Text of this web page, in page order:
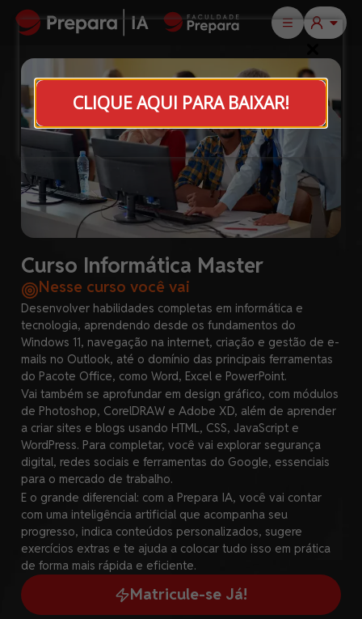
CLIQUE AQUI PARA BAIXAR!
Curso Informática Master
Nesse curso você vai
Desenvolver habilidades completas em informática e
tecnologia, aprendendo desde os fundamentos do
Windows 11, navegação na internet, criação e gestão de e-
mails no Outlook, até o domínio das principais ferramentas
do Pacote Office, como Word, Excel e PowerPoint.
Vai também se aprofundar em design gráfico, com módulos
de Photoshop, CorelDRAW e Adobe XD, além de aprender
a criar sites e blogs usando HTML, CSS, JavaScript e
WordPress. Para completar, você vai explorar segurança
digital, redes sociais e ferramentas do Google, essenciais
para o mercado de trabalho.
E o grande diferencial: com a Prepara IA, você vai contar
com uma inteligência artificial que acompanha seu
progresso, indica conteúdos personalizados, sugere
exercícios extras e te ajuda a colocar tudo isso em prática
de forma mais rápida e eficiente.
Matricule-se Já!